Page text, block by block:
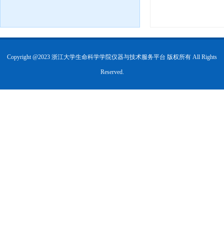
Copyright @2023 浙江大学生命科学学院仪器与技术服务平台 版权所有 All Rights
Reserved.